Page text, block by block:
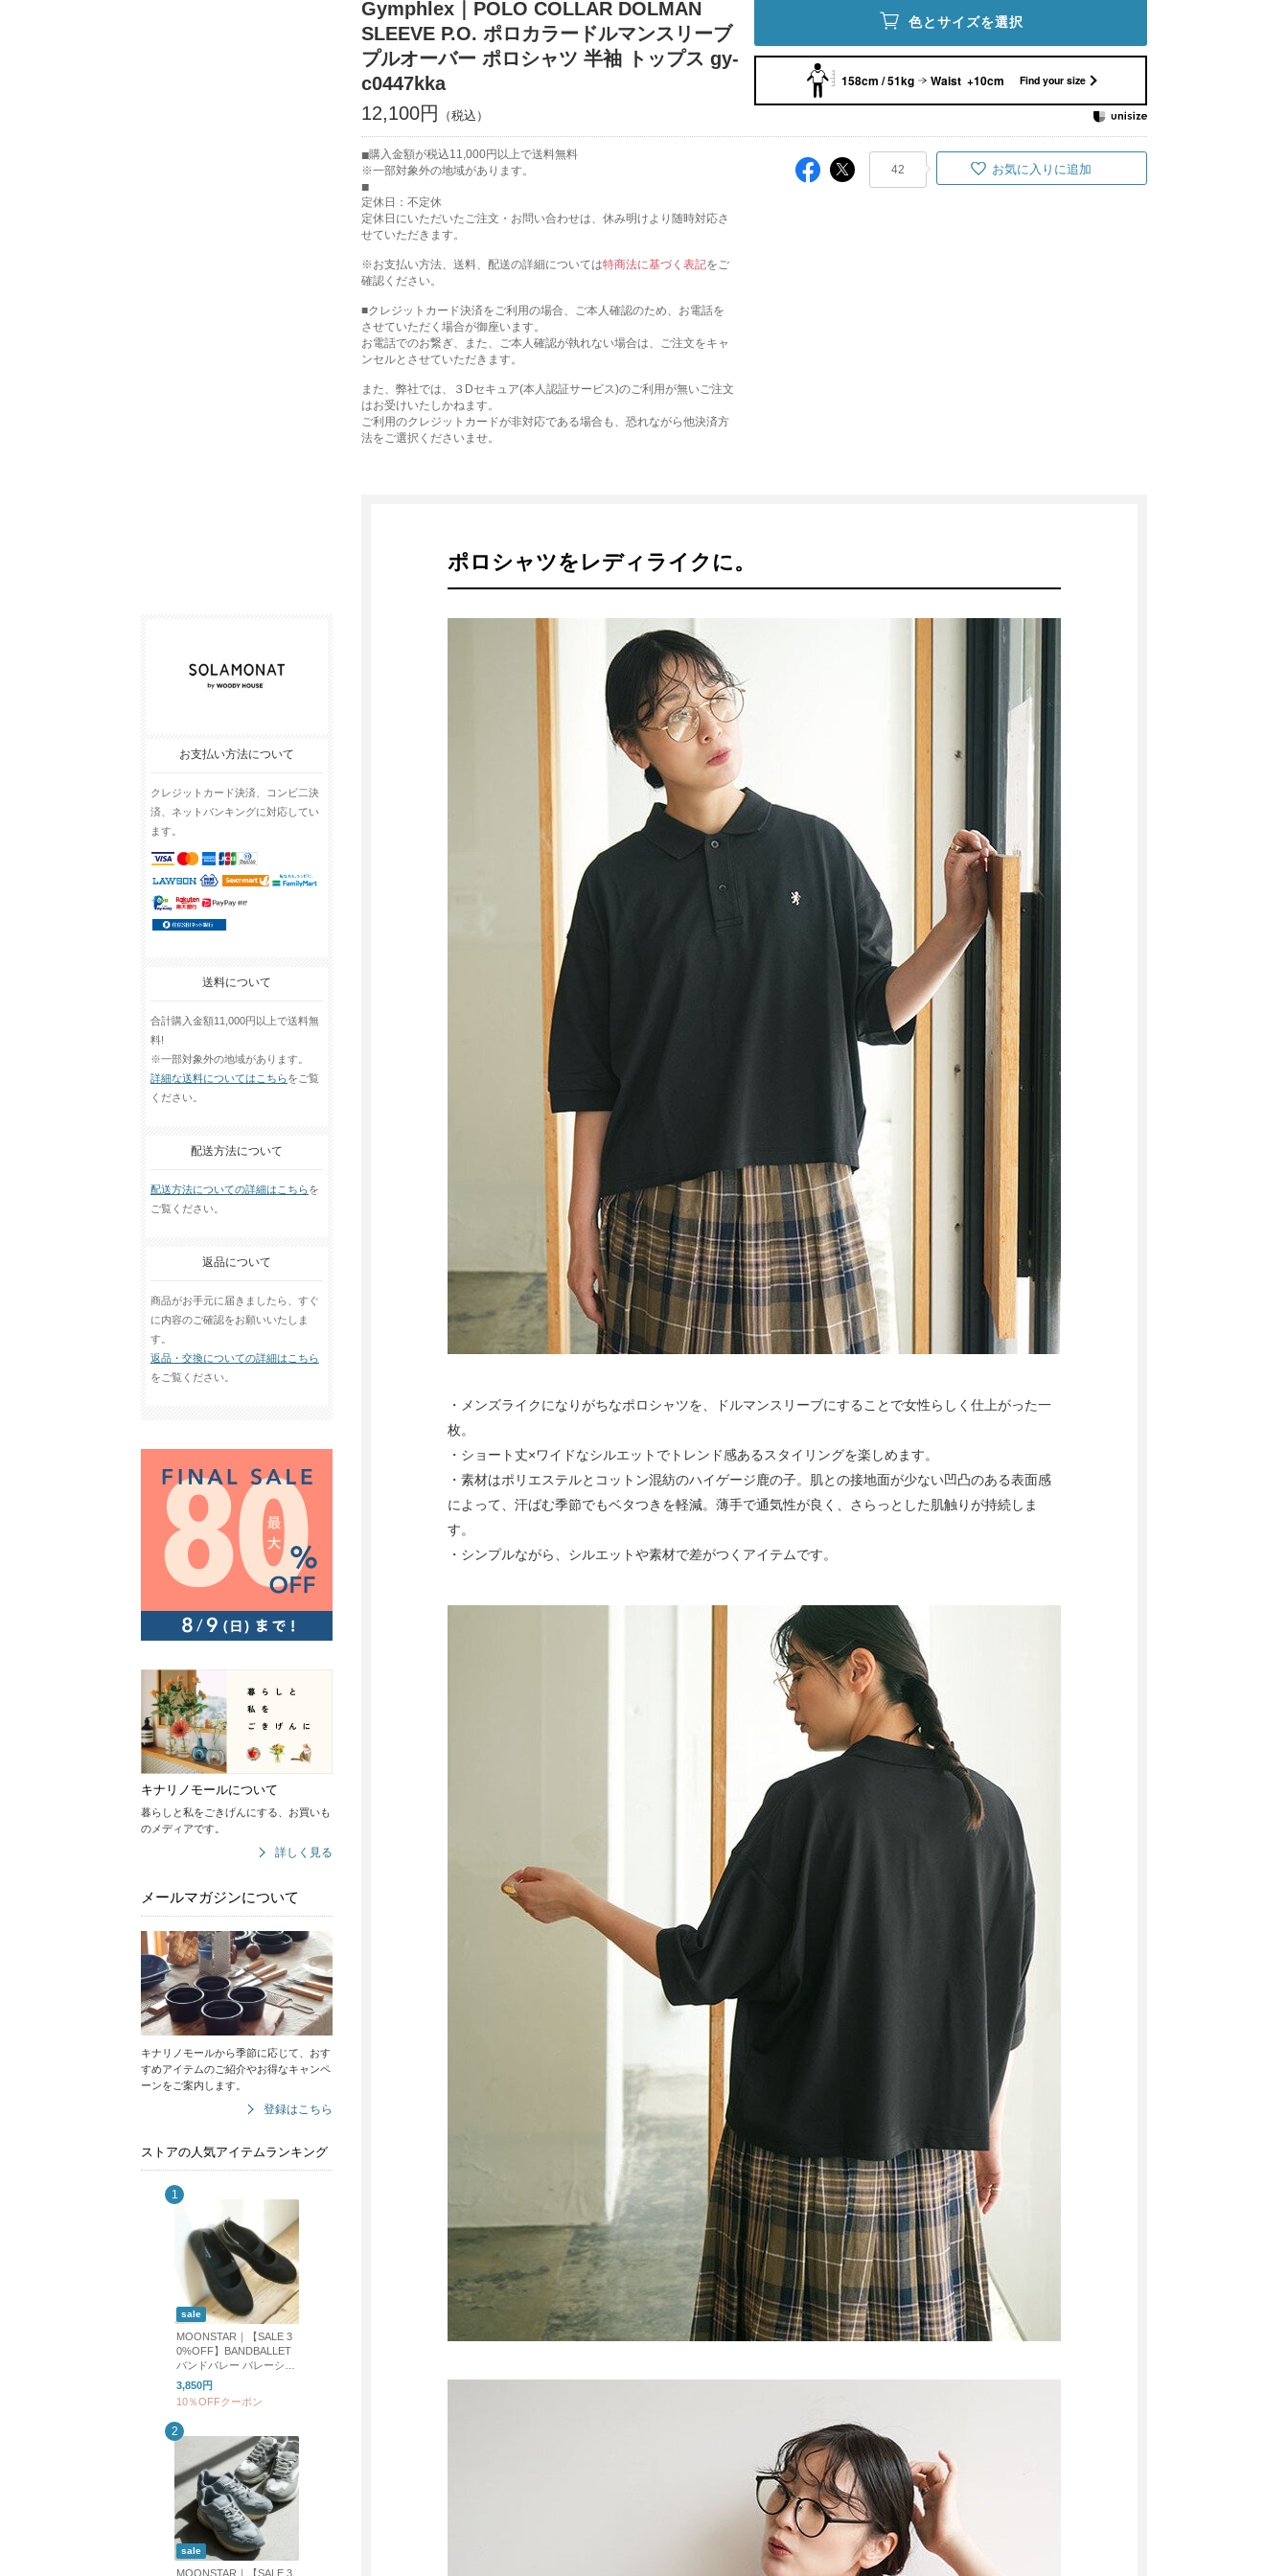
お支払い方法について
クレジットカード決済、コンビ二決
済、ネットバンキングに対応してい
ます。
送料について
合計購入金額11,000円以上で送料無
料!
※一部対象外の地域があります。
詳細な送料についてはこちらをご覧
ください。
配送方法について
配送方法についての詳細はこちらを
ご覧ください。
返品について
商品がお手元に届きましたら、すぐ
に内容のご確認をお願いいたしま
す。
返品・交換についての詳細はこちら
をご覧ください。
キナリノモールについて
暮らしと私をごきげんにする、お買いも
のメディアです。
詳しく見る
メールマガジンについて
キナリノモールから季節に応じて、おす
すめアイテムのご紹介やお得なキャンペ
ーンをご案内します。
登録はこちら
ストアの人気アイテムランキング
sale
MOONSTAR｜【SALE 3
0%OFF】BANDBALLET
バンドバレー バレーシュ
ーズ フラットシューズ b
andballet
3,850円
10％OFFクーポン
sale
MOONSTAR｜【SALE 3
Gymphlex｜POLO COLLAR DOLMAN
SLEEVE P.O. ポロカラードルマンスリーブ
プルオーバー ポロシャツ 半袖 トップス gy-
c0447kka
12,100円
色とサイズを選択
158cm / 51kg Waist +10cm Find your size
購入金額が税込11,000円以上で送料無料
※一部対象外の地域があります。
定休日：不定休
定休日にいただいたご注文・お問い合わせは、休み明けより随時対応さ
せていただきます。
※お支払い方法、送料、配送の詳細については特商法に基づく表記をご
確認ください。
■クレジットカード決済をご利用の場合、ご本人確認のため、お電話を
させていただく場合が御座います。
お電話でのお繋ぎ、また、ご本人確認が執れない場合は、ご注文をキャ
ンセルとさせていただきます。
また、弊社では、３Dセキュア(本人認証サービス)のご利用が無いご注文
はお受けいたしかねます。
ご利用のクレジットカードが非対応である場合も、恐れながら他決済方
法をご選択くださいませ。
42 お気に入りに追加
ポロシャツをレディライクに。
・メンズライクになりがちなポロシャツを、ドルマンスリーブにすることで女性らしく仕上がった一
枚。
・ショート丈×ワイドなシルエットでトレンド感あるスタイリングを楽しめます。
・素材はポリエステルとコットン混紡のハイゲージ鹿の子。肌との接地面が少ない凹凸のある表面感
によって、汗ばむ季節でもベタつきを軽減。薄手で通気性が良く、さらっとした肌触りが持続しま
す。
・シンプルながら、シルエットや素材で差がつくアイテムです。